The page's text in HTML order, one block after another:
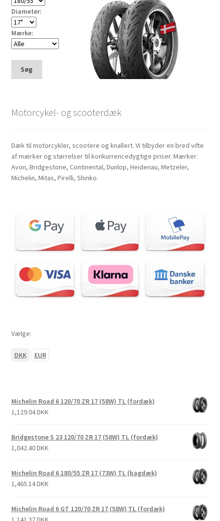
Diameter:
Mærke:
Søg
Motorcykel- og scooterdæk
Dæk til motorcykler, scootere og knallert. Vi tilbyder en bred vifte
af mærker og størrelser til konkurrencedygtige priser. Mærker:
Avon, Bridgestone, Continental, Dunlop, Heidenau, Metzeler,
Michelin, Mitas, Pirelli, Shinko.
Vælge:
DKK EUR
Michelin Road 6 120/70 ZR 17 (58W) TL (fordæk)
1,129.04 DKK
Bridgestone S 23 120/70 ZR 17 (58W) TL (fordæk)
1,042.40 DKK
Michelin Road 6 180/55 ZR 17 (73W) TL (bagdæk)
1,465.14 DKK
Michelin Road 6 GT 120/70 ZR 17 (58W) TL (fordæk)